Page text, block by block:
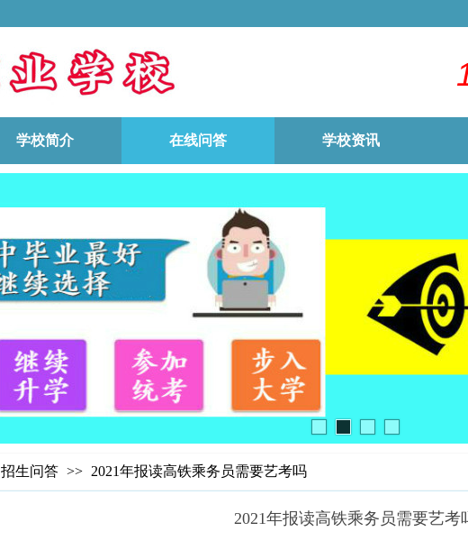
学校简介 在线问答 学校资讯
招生问答 >> 2021年报读高铁乘务员需要艺考吗
2021年报读高铁乘务员需要艺考